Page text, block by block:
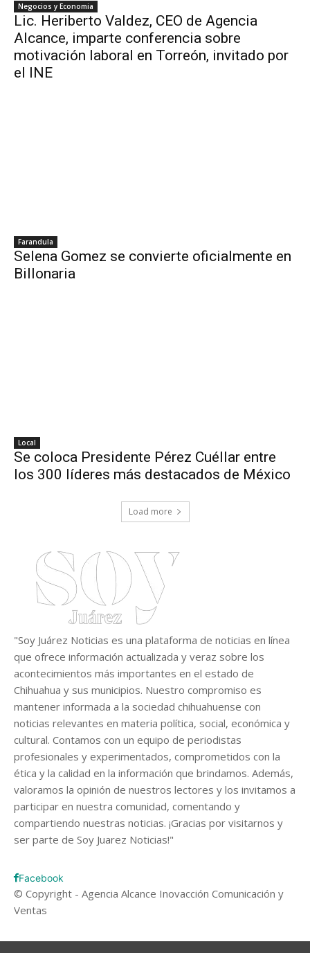
Negocios y Economia
Lic. Heriberto Valdez, CEO de Agencia
Alcance, imparte conferencia sobre
motivación laboral en Torreón, invitado por
el INE
Farandula
Selena Gomez se convierte oficialmente en
Billonaria
Local
Se coloca Presidente Pérez Cuéllar entre
los 300 líderes más destacados de México
Load more
"Soy Juárez Noticias es una plataforma de noticias en línea
que ofrece información actualizada y veraz sobre los
acontecimientos más importantes en el estado de
Chihuahua y sus municipios. Nuestro compromiso es
mantener informada a la sociedad chihuahuense con
noticias relevantes en materia política, social, económica y
cultural. Contamos con un equipo de periodistas
profesionales y experimentados, comprometidos con la
ética y la calidad en la información que brindamos. Además,
valoramos la opinión de nuestros lectores y los invitamos a
participar en nuestra comunidad, comentando y
compartiendo nuestras noticias. ¡Gracias por visitarnos y
ser parte de Soy Juarez Noticias!"
Facebook
© Copyright - Agencia Alcance Inovacción Comunicación y
Ventas